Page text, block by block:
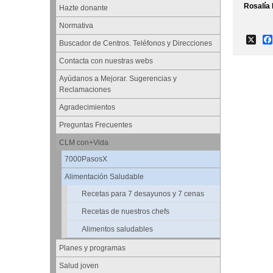
Hazte donante
Normativa
Buscador de Centros. Teléfonos y Direcciones
Contacta con nuestras webs
Ayúdanos a Mejorar. Sugerencias y
Reclamaciones
Agradecimientos
Preguntas Frecuentes
CLM con+Vida
7000PasosX
Alimentación Saludable
Recetas para 7 desayunos y 7 cenas
Recetas de nuestros chefs
Alimentos saludables
Planes y programas
Salud joven
Rosalía